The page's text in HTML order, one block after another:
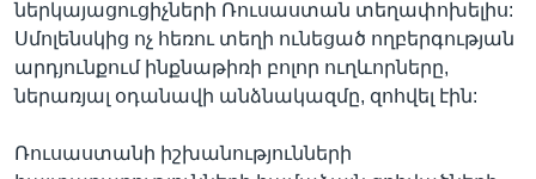
Լեզուներ
ներկայացուցիչների Ռուսաստան տեղափոխելիս:
Սմոլենսկից ոչ հեռու տեղի ունեցած ողբերգության
արդյունքում ինքնաթիռի բոլոր ուղևորները,
ներառյալ օդանավի անձնակազմը, զոհվել էին:
Ռուսաստանի իշխանությունների